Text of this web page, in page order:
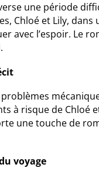
une période
Chloé et Lily,
avec l’espoir. Le
à risque de Chloé
une touche de
voyage